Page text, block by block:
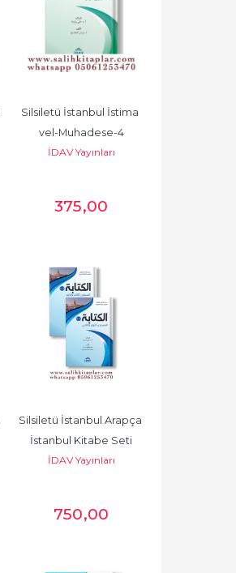
Silsiletü İstanbul İstima
vel-Muhadese-4
İDAV Yayınları
375,00
Silsiletü İstanbul Arapça
İstanbul Kitabe Seti
İDAV Yayınları
750,00